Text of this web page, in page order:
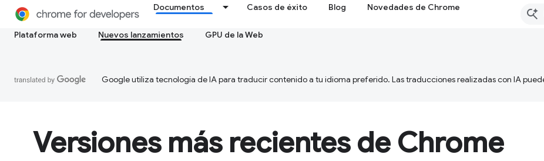
Documentos Casos de éxito Blog Novedades de Chrome
Plataforma web
Nuevos lanzamientos GPU de la Web
Google utiliza tecnología de IA para traducir contenido a tu idioma preferido. Las traducciones realizadas con IA
Versiones más recientes de Chrome